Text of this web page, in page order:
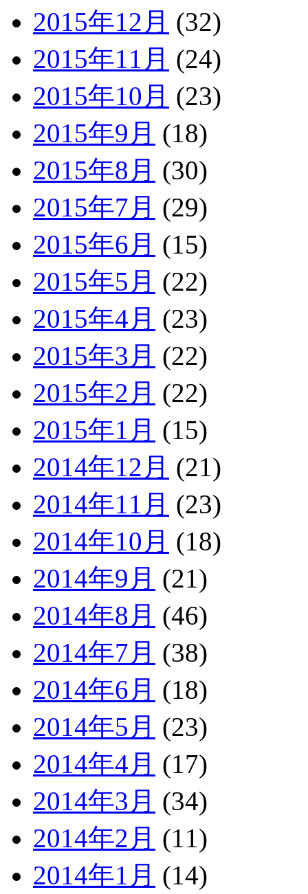
2015年12月 (32)
2015年11月 (24)
2015年10月 (23)
2015年9月 (18)
2015年8月 (30)
2015年7月 (29)
2015年6月 (15)
2015年5月 (22)
2015年4月 (23)
2015年3月 (22)
2015年2月 (22)
2015年1月 (15)
2014年12月 (21)
2014年11月 (23)
2014年10月 (18)
2014年9月 (21)
2014年8月 (46)
2014年7月 (38)
2014年6月 (18)
2014年5月 (23)
2014年4月 (17)
2014年3月 (34)
2014年2月 (11)
2014年1月 (14)